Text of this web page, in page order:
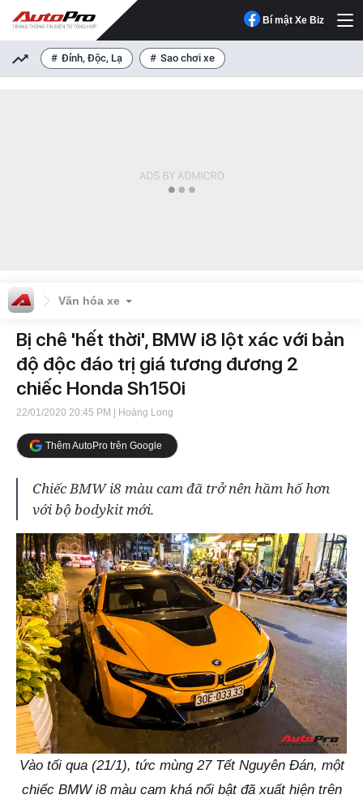
Bí mật Xe Biz
Đỉnh, Độc, Lạ Sao chơi xe
Văn hóa xe
Bị chê 'hết thời', BMW i8 lột xác với bản
độ độc đáo trị giá tương đương 2
chiếc Honda Sh150i
22/01/2020 20:45 PM | Hoàng Long
Thêm AutoPro trên Google
Chiếc BMW i8 màu cam đã trở nên hầm hố hơn
với bộ bodykit mới.
Vào tối qua (21/1), tức mùng 27 Tết Nguyên Đán, một
chiếc BMW i8 màu cam khá nổi bật đã xuất hiện trên